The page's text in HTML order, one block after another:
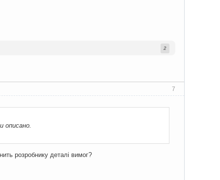
2
7
описано.
розробнику деталі вимог?